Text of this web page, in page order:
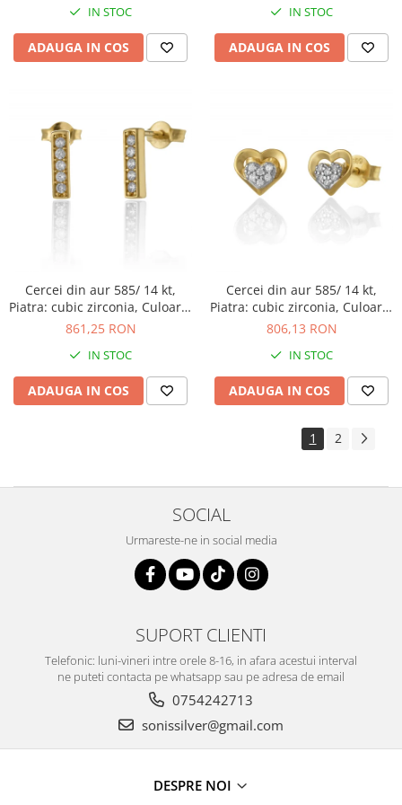
IN STOC
ADAUGA IN COS
IN STOC
ADAUGA IN COS
Cercei din aur 585/ 14 kt,
Piatra: cubic zirconia, Culoare:
transparenta
861,25 RON
IN STOC
ADAUGA IN COS
Cercei din aur 585/ 14 kt,
Piatra: cubic zirconia, Culoare:
transparenta
806,13 RON
IN STOC
ADAUGA IN COS
1 2
SOCIAL
Urmareste-ne in social media
SUPORT CLIENTI
Telefonic: luni-vineri intre orele 8-16, in afara acestui interval
ne puteti contacta pe whatsapp sau pe adresa de email
0754242713
sonissilver@gmail.com
DESPRE NOI